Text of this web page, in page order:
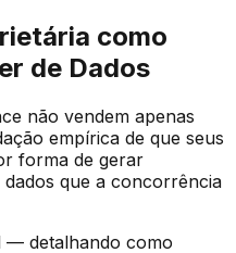
como
de Dados
não vendem apenas
empírica de que seus
forma de gerar
que a concorrência
— detalhando como